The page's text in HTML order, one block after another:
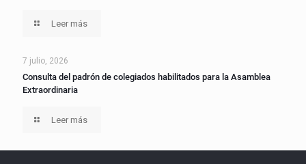
Leer más
7 julio, 2026
Consulta del padrón de colegiados habilitados para la Asamblea
Extraordinaria
Leer más